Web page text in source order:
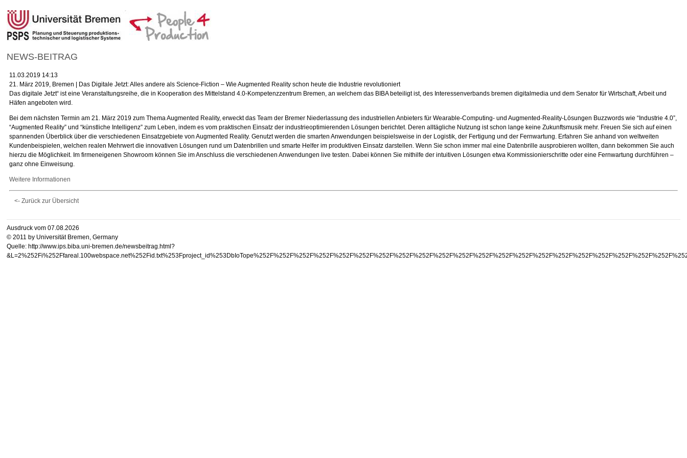
NEWS-BEITRAG
11.03.2019 14:13
21. März 2019, Bremen | Das Digitale Jetzt: Alles andere als Science-Fiction – Wie Augmented Reality schon heute die Industrie revolutioniert
Das digitale Jetzt“ ist eine Veranstaltungsreihe, die in Kooperation des Mittelstand 4.0-Kompetenzzentrum Bremen, an welchem das BIBA beteiligt ist, des Interessenverbands bremen digitalmedia und dem Senator für Wirtschaft, Arbeit und
Häfen angeboten wird.
Bei dem nächsten Termin am 21. März 2019 zum Thema Augmented Reality, erweckt das Team der Bremer Niederlassung des industriellen Anbieters für Wearable-Computing- und Augmented-Reality-Lösungen Buzzwords wie “Industrie 4.0”,
“Augmented Reality” und “künstliche Intelligenz” zum Leben, indem es vom praktischen Einsatz der industrieoptimierenden Lösungen berichtet. Deren alltägliche Nutzung ist schon lange keine Zukunftsmusik mehr. Freuen Sie sich auf einen
spannenden Überblick über die verschiedenen Einsatzgebiete von Augmented Reality. Genutzt werden die smarten Anwendungen beispielsweise in der Logistik, der Fertigung und der Fernwartung. Erfahren Sie anhand von weltweiten
Kundenbeispielen, welchen realen Mehrwert die innovativen Lösungen rund um Datenbrillen und smarte Helfer im produktiven Einsatz darstellen. Wenn Sie schon immer mal eine Datenbrille ausprobieren wollten, dann bekommen Sie auch
hierzu die Möglichkeit. Im firmeneigenen Showroom können Sie im Anschluss die verschiedenen Anwendungen live testen. Dabei können Sie mithilfe der intuitiven Lösungen etwa Kommissionierschritte oder eine Fernwartung durchführen –
ganz ohne Einweisung.
Weitere Informationen
<- Zurück zur Übersicht
Ausdruck vom 07.08.2026
© 2011 by Universität Bremen, Germany
Quelle: http://www.ips.biba.uni-bremen.de/newsbeitrag.html?